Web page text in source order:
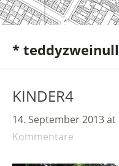
* teddyzweinull
KINDER4
14. September 2013at
Kommentare